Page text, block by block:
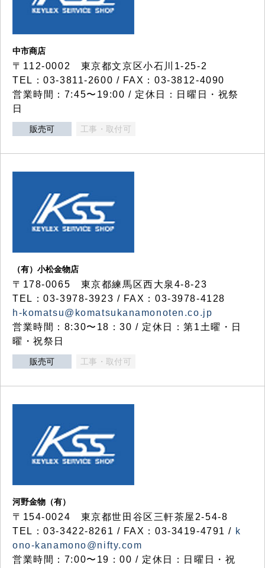
中市商店
〒112-0002 東京都文京区小石川1-25-2
TEL：03-3811-2600 / FAX：03-3812-4090
営業時間：7:45〜19:00 / 定休日：日曜日・祝祭
日
販売可 工事・取付可
（有）小松金物店
〒178-0065 東京都練馬区西大泉4-8-23
TEL：03-3978-3923 / FAX：03-3978-4128
h-komatsu@komatsukanamonoten.co.jp
営業時間：8:30〜18：30 / 定休日：第1土曜・日
曜・祝祭日
販売可 工事・取付可
河野金物（有）
〒154-0024 東京都世田谷区三軒茶屋2-54-8
TEL：03-3422-8261 / FAX：03-3419-4791 / k
ono-kanamono@nifty.com
営業時間：7:00〜19：00 / 定休日：日曜日・祝